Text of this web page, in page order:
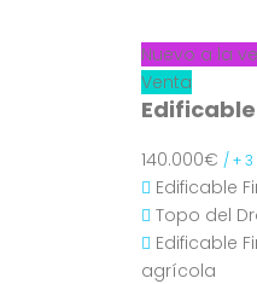
Nuevo a la
Venta
140.000€ / +
Edificable
Topo del
Edificable
agrícola